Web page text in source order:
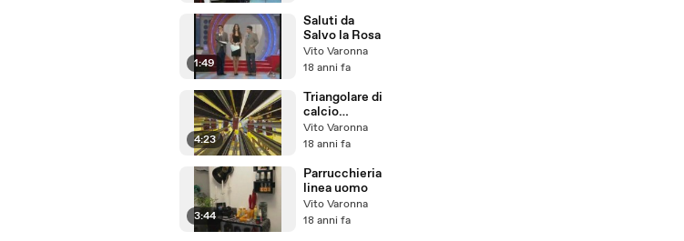
1:49
Saluti da
Salvo la Rosa
Vito Varonna
18 anni fa
4:23
Triangolare di
calcio
2008_NEW
Vito Varonna
18 anni fa
3:44
Parrucchieria
linea uomo
Vito Varonna
18 anni fa